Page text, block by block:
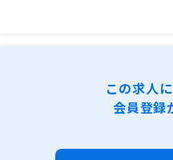
この求人
会員登録